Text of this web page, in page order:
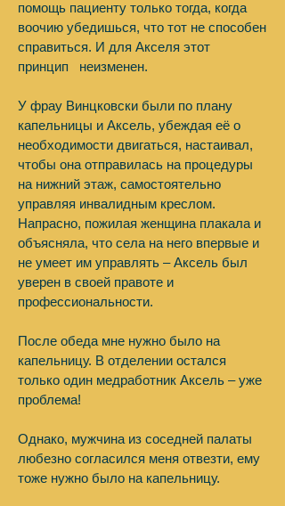
помощь пациенту только тогда, когда
воочию убедишься, что тот не способен
справиться. И для Акселя этот
принцип неизменен.
У фрау Винцковски были по плану
капельницы и Аксель, убеждая её о
необходимости двигаться, настаивал,
чтобы она отправилась на процедуры
на нижний этаж, самостоятельно
управляя инвалидным креслом.
Напрасно, пожилая женщина плакала и
объясняла, что села на него впервые и
не умеет им управлять – Аксель был
уверен в своей правоте и
профессиональности.
После обеда мне нужно было на
капельницу. В отделении остался
только один медработник Аксель – уже
проблема!
Однако, мужчина из соседней палаты
любезно согласился меня отвезти, ему
тоже нужно было на капельницу.